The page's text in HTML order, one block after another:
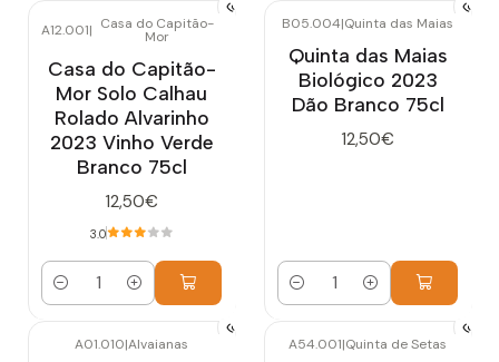
A12.001| Casa do Capitão-
Mor
Casa do Capitão-
Mor Solo Calhau
Rolado Alvarinho
2023 Vinho Verde
Branco 75cl
12,50€
3.0
Quantidade
B05.004|Quinta das Maias
Quinta das Maias
Biológico 2023
Dão Branco 75cl
12,50€
Quantidade
A01.010|Alvaianas A54.001|Quinta de Setas